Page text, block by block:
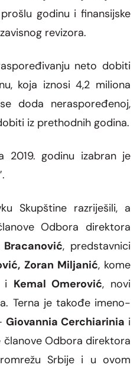
godinu i finansijske
revizora.
neto dobiti
koja iznosi 4,2 miliona
doda neraspoređenoj,
iz prethodnih godina.
2019. godinu izabran je
Skupštine razriješili, a
Odbora direktora
Bracanović, predstavnici
Zo­ran Mi­lja­nić, kome
i Kemal Omerović, novi
Ter­na je ta­ko­đe ime­no­
Giovannia Cerchiarinia i
članove Odbora direktora
Sr­bi­je i u ovom